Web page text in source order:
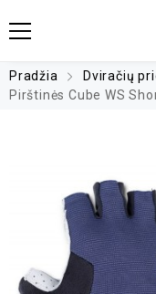
Pradžia
Dviračių
Pirštinės Cube WS